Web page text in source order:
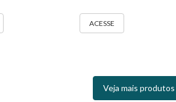
ACESSE
Veja mais